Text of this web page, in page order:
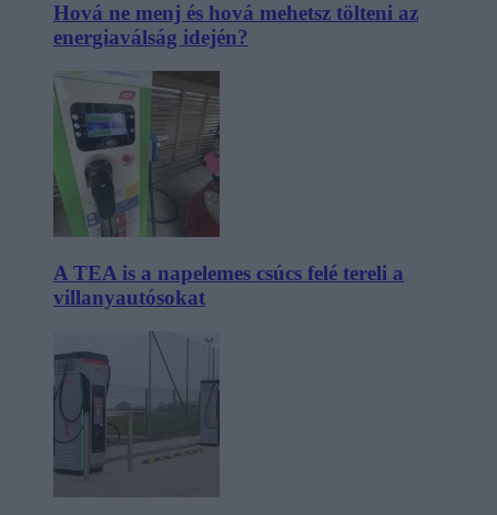
Hová ne menj és hová mehetsz tölteni az
energiaválság idején?
A TEA is a napelemes csúcs felé tereli a
villanyautósokat